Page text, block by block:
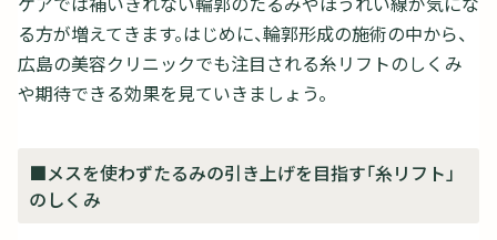
る方が増えてきます。はじめに、輪郭形成の施術の中から、
広島の美容クリニックでも注目される糸リフトのしくみ
や期待できる効果を見ていきましょう。
■メスを使わずたるみの引き上げを目指す「糸リフト」
のしくみ